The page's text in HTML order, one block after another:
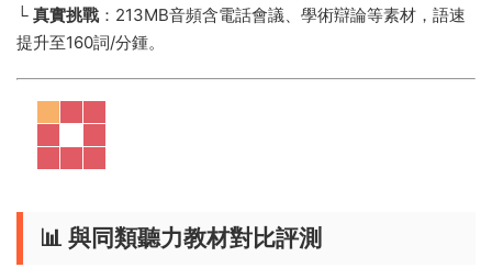
└️ ​ ​真實挑戰​ ​：213MB音頻含電話會議、學術辯論等素材，語速
提升至160詞/分鍾。
📊 ​ ​與同類聽力教材對比評測​